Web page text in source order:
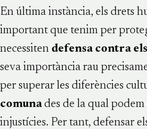
En última instància, els drets
important que tenim per
necessiten defensa contra
seva importància rau
per superar les diferències
comunades de la qual
injustícies. Per tant, defensar